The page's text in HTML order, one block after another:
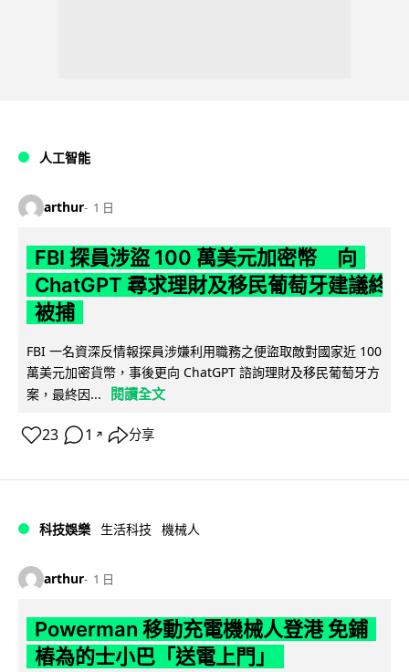
人工智能
arthur 1 日
FBI 探員涉盜 100 萬美元加密幣 向
ChatGPT 尋求理財及移民葡萄牙建議終
被捕
FBI 一名資深反情報探員涉嫌利用職務之便盜取敵對國家近 100
萬美元加密貨幣，事後更向 ChatGPT 諮詢理財及移民葡萄牙方
案，最終因...
閱讀全文
23 1 ↗ 分享
科技娛樂 生活科技 機械人
arthur 1 日
Powerman 移動充電機械人登港 免鋪
樁為的士小巴「送電上門」